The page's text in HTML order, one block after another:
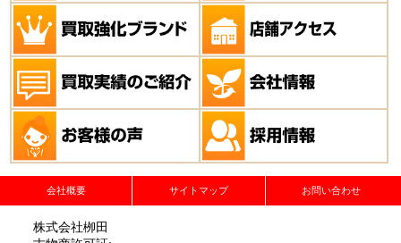
会社概要 サイトマップ お問い合わせ
株式会社栁田